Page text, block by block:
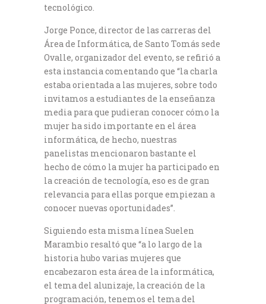
tecnológico.
Jorge Ponce, director de las carreras del
Área de Informática, de Santo Tomás sede
Ovalle, organizador del evento, se refirió a
esta instancia comentando que “la charla
estaba orientada a las mujeres, sobre todo
invitamos a estudiantes de la enseñanza
media para que pudieran conocer cómo la
mujer ha sido importante en el área
informática, de hecho, nuestras
panelistas mencionaron bastante el
hecho de cómo la mujer ha participado en
la creación de tecnología, eso es de gran
relevancia para ellas porque empiezan a
conocer nuevas oportunidades”.
Siguiendo esta misma línea Suelen
Marambio resaltó que “a lo largo de la
historia hubo varias mujeres que
encabezaron esta área de la informática,
el tema del alunizaje, la creación de la
programación, tenemos el tema del